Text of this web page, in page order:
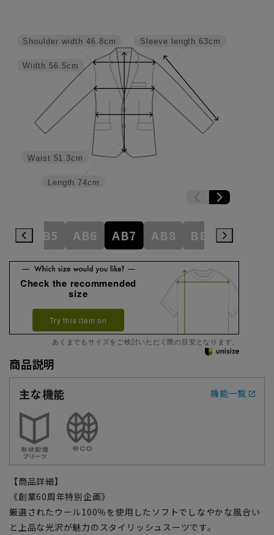
Sleeve length 63cm
Length 74cm
Waist 51.3cm
Width 56.5cm
Shoulder width 46.8cm
AB5 AB6 AB7 AB8 BE3 BE4
Check the recommended
size
Try this item on
あくまでもサイズをご検討いただく際の目安となります。
商品説明
主な機能
機能一覧
【商品詳細】
《創業60周年特別企画》
厳選されたウール100％を使用したソフトでしなやかな風合い
と上品な光沢が魅力のスタイリッシュスーツです。